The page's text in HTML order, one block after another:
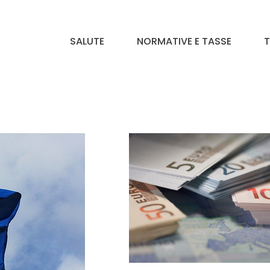
SALUTE NORMATIVE E TASSE